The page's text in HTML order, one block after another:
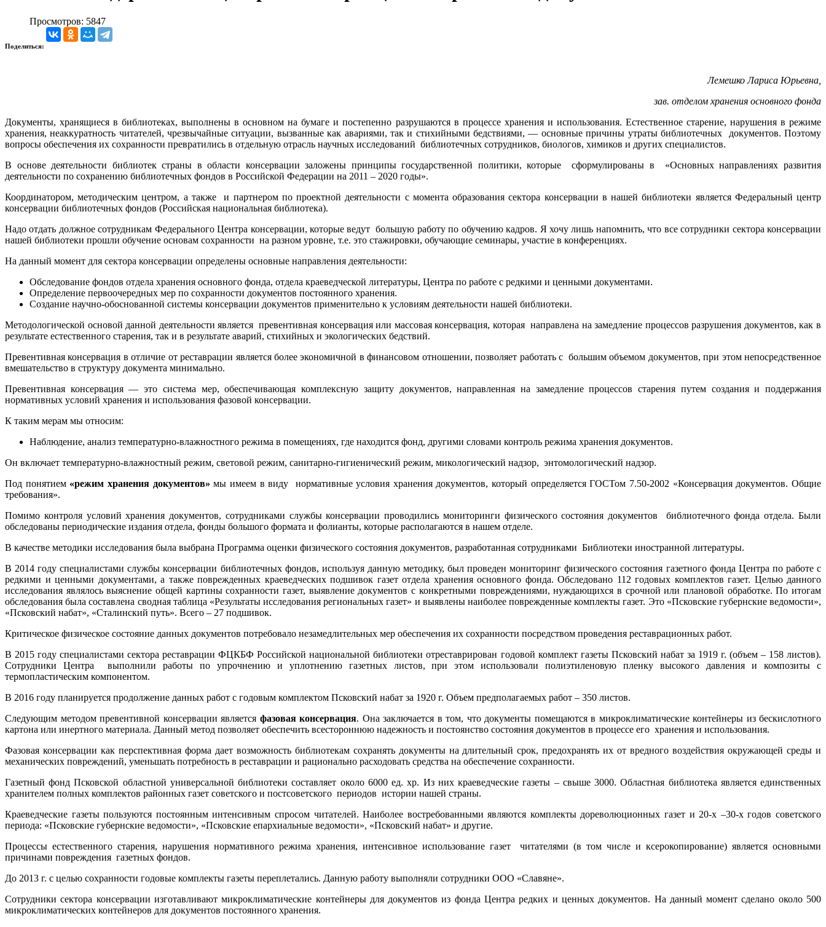
Просмотров: 5847
Поделиться:
Лемешко Лариса Юрьевна,
зав. отделом хранения основного фонда
Документы, хранящиеся в библиотеках, выполнены в основном на бумаге и постепенно разрушаются в процессе хранения и использования. Естественное старение, нарушения в режиме
хранения, неаккуратность читателей, чрезвычайные ситуации, вызванные как авариями, так и стихийными бедствиями, — основные причины утраты библиотечных документов. Поэтому
вопросы обеспечения их сохранности превратились в отдельную отрасль научных исследований библиотечных сотрудников, биологов, химиков и других специалистов.
В основе деятельности библиотек страны в области консервации заложены принципы государственной политики, которые сформулированы в «Основных направлениях развития
деятельности по сохранению библиотечных фондов в Российской Федерации на 2011 – 2020 годы».
Координатором, методическим центром, а также и партнером по проектной деятельности с момента образования сектора консервации в нашей библиотеки является Федеральный центр
консервации библиотечных фондов (Российская национальная библиотека).
Надо отдать должное сотрудникам Федерального Центра консервации, которые ведут большую работу по обучению кадров. Я хочу лишь напомнить, что все сотрудники сектора консервации
нашей библиотеки прошли обучение основам сохранности на разном уровне, т.е. это стажировки, обучающие семинары, участие в конференциях.
На данный момент для сектора консервации определены основные направления деятельности:
Обследование фондов отдела хранения основного фонда, отдела краеведческой литературы, Центра по работе с редкими и ценными документами.
Определение первоочередных мер по сохранности документов постоянного хранения.
Создание научно-обоснованной системы консервации документов применительно к условиям деятельности нашей библиотеки.
Методологической основой данной деятельности является превентивная консервация или массовая консервация, которая направлена на замедление процессов разрушения документов, как в
результате естественного старения, так и в результате аварий, стихийных и экологических бедствий.
Превентивная консервация в отличие от реставрации является более экономичной в финансовом отношении, позволяет работать с большим объемом документов, при этом непосредственное
вмешательство в структуру документа минимально.
Превентивная консервация — это система мер, обеспечивающая комплексную защиту документов, направленная на замедление процессов старения путем создания и поддержания
нормативных условий хранения и использования фазовой консервации.
К таким мерам мы относим:
Наблюдение, анализ температурно-влажностного режима в помещениях, где находится фонд, другими словами контроль режима хранения документов.
Он включает температурно-влажностный режим, световой режим, санитарно-гигиенический режим, микологический надзор, энтомологический надзор.
Под понятием«режим хранения документов» мы имеем в виду нормативные условия хранения документов, который определяется ГОСТом 7.50-2002 «Консервация документов. Общие
требования».
Помимо контроля условий хранения документов, сотрудниками службы консервации проводились мониторинги физического состояния документов библиотечного фонда отдела. Были
обследованы периодические издания отдела, фонды большого формата и фолианты, которые располагаются в нашем отделе.
В качестве методики исследования была выбрана Программа оценки физического состояния документов, разработанная сотрудниками Библиотеки иностранной литературы.
В 2014 году специалистами службы консервации библиотечных фондов, используя данную методику, был проведен мониторинг физического состояния газетного фонда Центра по работе с
редкими и ценными документами, а также поврежденных краеведческих подшивок газет отдела хранения основного фонда. Обследовано 112 годовых комплектов газет. Целью данного
исследования являлось выяснение общей картины сохранности газет, выявление документов с конкретными повреждениями, нуждающихся в срочной или плановой обработке. По итогам
обследования была составлена сводная таблица «Результаты исследования региональных газет» и выявлены наиболее поврежденные комплекты газет. Это «Псковские губернские ведомости»,
«Псковский набат», «Сталинский путь». Всего – 27 подшивок.
Критическое физическое состояние данных документов потребовало незамедлительных мер обеспечения их сохранности посредством проведения реставрационных работ.
В 2015 году специалистами сектора реставрации ФЦКБФ Российской национальной библиотеки отреставрирован годовой комплект газеты Псковский набат за 1919 г. (объем – 158 листов).
Сотрудники Центра выполнили работы по упрочнению и уплотнению газетных листов, при этом использовали полиэтиленовую пленку высокого давления и композиты с
термопластическим компонентом.
В 2016 году планируется продолжение данных работ с годовым комплектом Псковский набат за 1920 г. Объем предполагаемых работ – 350 листов.
Следующим методом превентивной консервации является фазовая консервация. Она заключается в том, что документы помещаются в микроклиматические контейнеры из бескислотного
картона или инертного материала. Данный метод позволяет обеспечить всестороннюю надежность и постоянство состояния документов в процессе его хранения и использования.
Фазовая консервации как перспективная форма дает возможность библиотекам сохранять документы на длительный срок, предохранять их от вредного воздействия окружающей среды и
механических повреждений, уменьшать потребность в реставрации и рационально расходовать средства на обеспечение сохранности.
Газетный фонд Псковской областной универсальной библиотеки составляет около 6000 ед. хр. Из них краеведческие газеты – свыше 3000. Областная библиотека является единственных
хранителем полных комплектов районных газет советского и постсоветского периодов истории нашей страны.
Краеведческие газеты пользуются постоянным интенсивным спросом читателей. Наиболее востребованными являются комплекты дореволюционных газет и 20-х –30-х годов советского
периода: «Псковские губернские ведомости», «Псковские епархиальные ведомости», «Псковский набат» и другие.
Процессы естественного старения, нарушения нормативного режима хранения, интенсивное использование газет читателями (в том числе и ксерокопирование) является основными
причинами повреждения газетных фондов.
До 2013 г. с целью сохранности годовые комплекты газеты переплетались. Данную работу выполняли сотрудники ООО «Славяне».
Сотрудники сектора консервации изготавливают микроклиматические контейнеры для документов из фонда Центра редких и ценных документов. На данный момент сделано около 500
микроклиматических контейнеров для документов постоянного хранения.